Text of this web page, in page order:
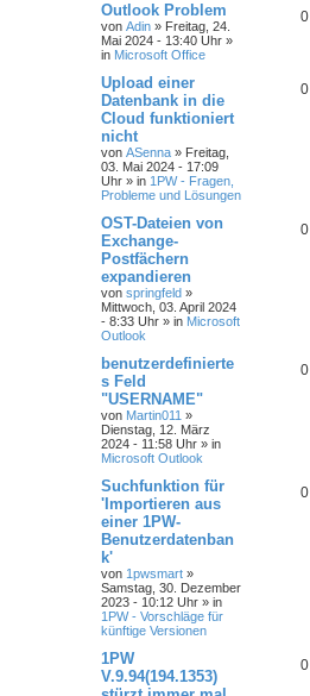
Outlook Problem
von Adin » Freitag, 24.
Mai 2024 - 13:40 Uhr »
in Microsoft Office
0
Upload einer
Datenbank in die
Cloud funktioniert
nicht
von ASenna » Freitag,
03. Mai 2024 - 17:09
Uhr » in 1PW - Fragen,
Probleme und Lösungen
0
OST-Dateien von
Exchange-
Postfächern
expandieren
von springfeld »
Mittwoch, 03. April 2024
- 8:33 Uhr » in Microsoft
Outlook
0
benutzerdefinierte
s Feld
"USERNAME"
von Martin011 »
Dienstag, 12. März
2024 - 11:58 Uhr » in
Microsoft Outlook
0
Suchfunktion für
'Importieren aus
einer 1PW-
Benutzerdatenban
k'
von 1pwsmart »
Samstag, 30. Dezember
2023 - 10:12 Uhr » in
1PW - Vorschläge für
künftige Versionen
0
1PW
V.9.94(194.1353)
0